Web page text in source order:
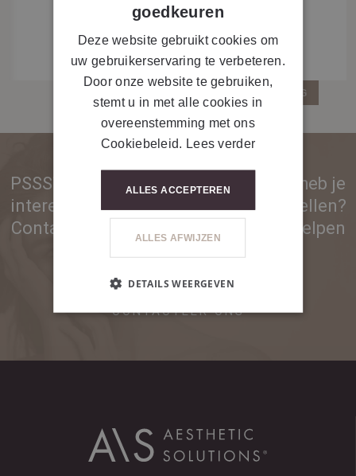
GA TERUG
PSSST... Ben je nog geen partner en heb je
interesse in onze producten of toestellen?
Contacteer ons voor meer info. We helpen
CONTACTEER ONS
goedkeuren
Deze website gebruikt cookies om
uw gebruikerservaring te verbeteren.
Door onze website te gebruiken,
stemt u in met alle cookies in
overeenstemming met ons
Cookiebeleid. Lees verder
ALLES ACCEPTEREN
ALLES AFWIJZEN
DETAILS WEERGEVEN